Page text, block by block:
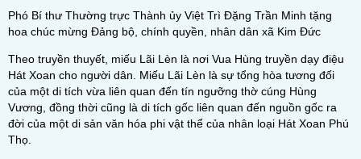
Phó Bí thư Thường trực Thành ủy Việt Trì Đặng Trần Minh tặng
hoa chúc mừng Đảng bộ, chính quyền, nhân dân xã Kim Đức
Theo truyền thuyết, miếu Lãi Lèn là nơi Vua Hùng truyền dạy điệu
Hát Xoan cho người dân. Miếu Lãi Lèn là sự tổng hòa tương đối
của một di tích vừa liên quan đến tín ngưỡng thờ cúng Hùng
Vương, đồng thời cũng là di tích gốc liên quan đến nguồn gốc ra
đời của một di sản văn hóa phi vật thể của nhân loại Hát Xoan Phú
Thọ.